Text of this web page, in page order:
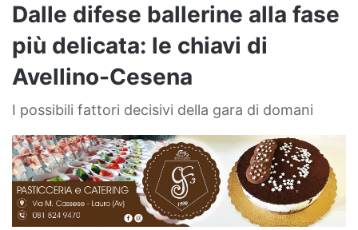
Dalle difese ballerine alla fase
più delicata: le chiavi di
Avellino-Cesena
I possibili fattori decisivi della gara di domani